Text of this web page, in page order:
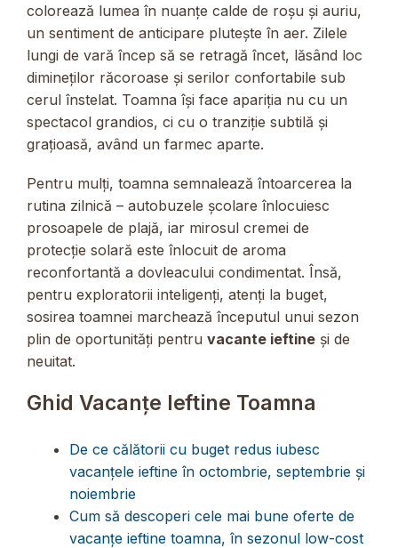
colorează lumea în nuanțe calde de roșu și auriu,
un sentiment de anticipare plutește în aer. Zilele
lungi de vară încep să se retragă încet, lăsând loc
dimineților răcoroase și serilor confortabile sub
cerul înstelat. Toamna își face apariția nu cu un
spectacol grandios, ci cu o tranziție subtilă și
grațioasă, având un farmec aparte.
Pentru mulți, toamna semnalează întoarcerea la
rutina zilnică – autobuzele școlare înlocuiesc
prosoapele de plajă, iar mirosul cremei de
protecție solară este înlocuit de aroma
reconfortantă a dovleacului condimentat. Însă,
pentru exploratorii inteligenți, atenți la buget,
sosirea toamnei marchează începutul unui sezon
plin de oportunități pentru vacante ieftine și de
neuitat.
Ghid Vacanțe Ieftine Toamna
De ce călătorii cu buget redus iubesc
vacanțele ieftine în octombrie, septembrie și
noiembrie
Cum să descoperi cele mai bune oferte de
vacanțe ieftine toamna, în sezonul low-cost